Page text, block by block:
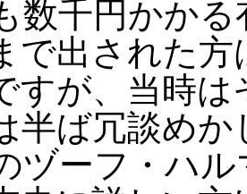
数千円かか
で出された
が、当時は
半ば冗談め
ヅーフ・ハ